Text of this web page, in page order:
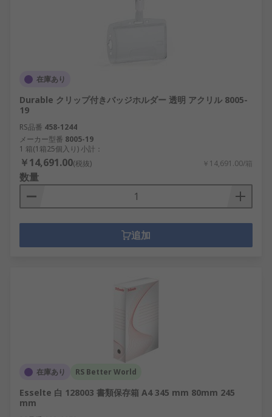
在庫あり
Durable クリップ付きバッジホルダー 透明 アクリル 8005-
19
RS品番 458-1244
メーカー型番 8005-19
1 箱(1箱25個入り) 小計：
￥14,691.00(税抜) ￥14,691.00/箱
数量
追加
在庫あり RS Better World
Esselte 白 128003 書類保存箱 A4 345 mm 80mm 245
mm